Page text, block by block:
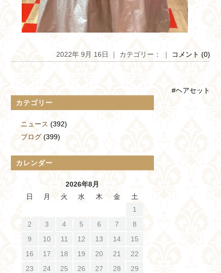
2022年 9月 16日 ｜ カテゴリー： ｜ コメント (0)
#ヘアセット
カテゴリー
ニュース (392)
ブログ(399)
カレンダー
2026年8月
日
月 火 水 木 金
土
1
2
3 4 5 6 7
8
9
10 11 12 13 14
15
16
17 18 19 20 21
22
23
24 25 26 27 28
29